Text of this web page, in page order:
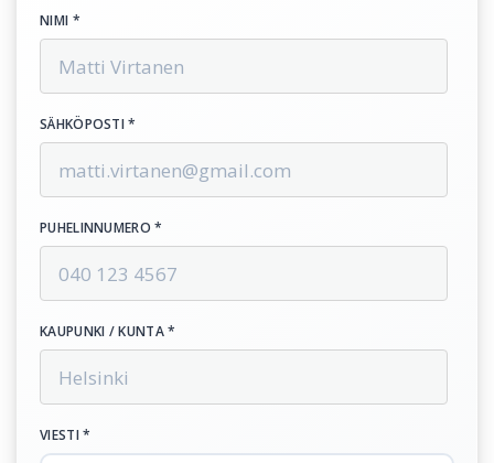
NIMI *
SÄHKÖPOSTI *
PUHELINNUMERO *
KAUPUNKI / KUNTA *
VIESTI *